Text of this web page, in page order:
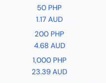
50 PHP
1.17 AUD
200 PHP
4.68 AUD
1,000 PHP
23.39 AUD